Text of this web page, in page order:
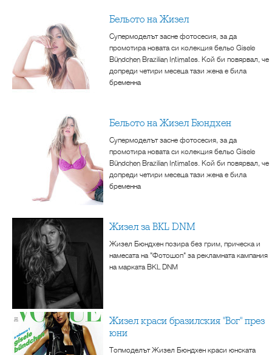
Бельото на Жизел
Супермоделът засне фотосесия, за да
промотира новата си колекция бельо Gisele
Bündchen Brazilian Intimates. Кой би повярвал, че
допреди четири месеца тази жена е била
бременна
Бельото на Жизел Бюндхен
Супермоделът засне фотосесия, за да
промотира новата си колекция бельо Gisele
Bündchen Brazilian Intimates. Кой би повярвал, че
допреди четири месеца тази жена е била
бременна
Жизел за BKL DNM
Жизел Бюндхен позира без грим, прическа и
намесата на "Фотошоп" за рекламната кампания
на марката BKL DNM
Жизел краси бразилския "Вог" през
юни
Топмоделът Жизел Бюндхен краси юнската